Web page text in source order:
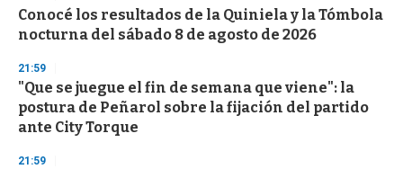
Conocé los resultados de la Quiniela y la Tómbola
nocturna del sábado 8 de agosto de 2026
21:59
"Que se juegue el fin de semana que viene": la
postura de Peñarol sobre la fijación del partido
ante City Torque
21:59